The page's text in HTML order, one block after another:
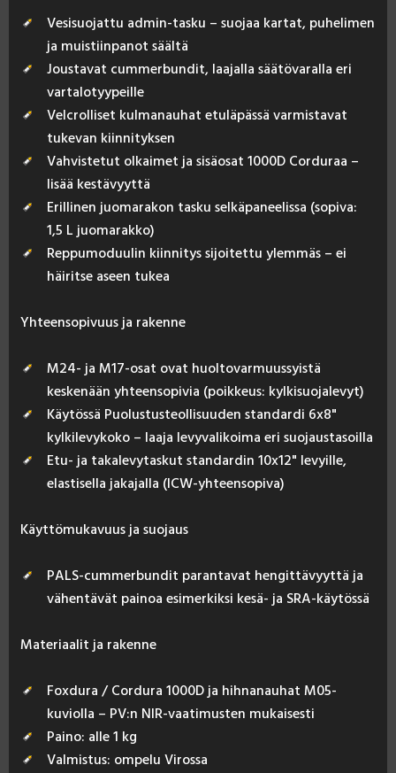
Vesisuojattu admin-tasku – suojaa kartat, puhelimen
ja muistiinpanot säältä
Joustavat cummerbundit, laajalla säätövaralla eri
vartalotyypeille
Velcrolliset kulmanauhat etuläpässä varmistavat
tukevan kiinnityksen
Vahvistetut olkaimet ja sisäosat 1000D Corduraa –
lisää kestävyyttä
Erillinen juomarakon tasku selkäpaneelissa (sopiva:
1,5 L juomarakko)
Reppumoduulin kiinnitys sijoitettu ylemmäs – ei
häiritse aseen tukea
Yh­teen­so­pi­vuus ja ra­ken­ne
M24- ja M17-osat ovat huoltovarmuussyistä
keskenään yhteensopivia (poikkeus: kylkisuojalevyt)
Käytössä Puolustusteollisuuden standardi 6x8"
kylkilevykoko – laaja levyvalikoima eri suojaustasoilla
Etu- ja takalevytaskut standardin 10x12" levyille,
elastisella jakajalla (ICW-yhteensopiva)
Käyt­tö­mu­ka­vuus ja suo­jaus
PALS-cummerbundit parantavat hengittävyyttä ja
vähentävät painoa esimerkiksi kesä- ja SRA-käytössä
Ma­te­riaa­lit ja ra­ken­ne
Foxdura / Cordura 1000D ja hihnanauhat M05-
kuviolla – PV:n NIR-vaatimusten mukaisesti
Paino: alle 1 kg
Valmistus: ompelu Virossa